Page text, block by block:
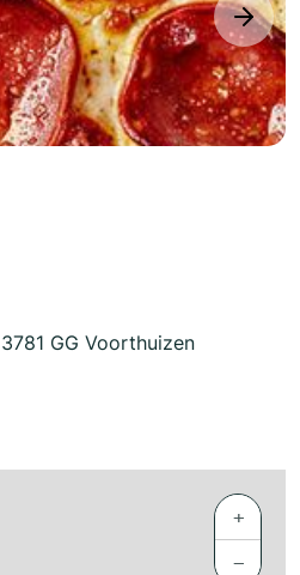
next
GG Voorthuizen
+
−